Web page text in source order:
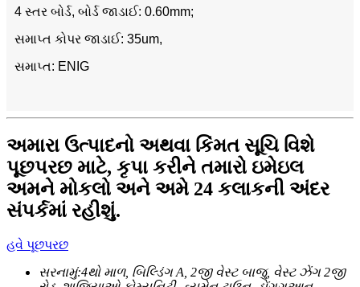
4 સ્તર બોર્ડ, બોર્ડ જાડાઈ: 0.60mm;
સમાપ્ત કોપર જાડાઈ: 35um,
સમાપ્ત: ENIG
અમારા ઉત્પાદનો અથવા કિંમત સૂચિ વિશે
પૂછપરછ માટે, કૃપા કરીને તમારો ઇમેઇલ
અમને મોકલો અને અમે 24 કલાકની અંદર
સંપર્કમાં રહીશું.
હવે પૂછપરછ
સરનામું:4થો માળ, બિલ્ડિંગ A, 2જી વેસ્ટ બાજુ, વેસ્ટ ઝેંગ 2જી